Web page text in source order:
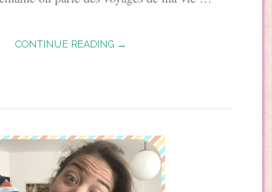
CONTINUE READING →